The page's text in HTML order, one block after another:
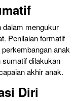
dalam mengukur
Penilaian formatif
anak
dilakukan
akhir anak.
Diri